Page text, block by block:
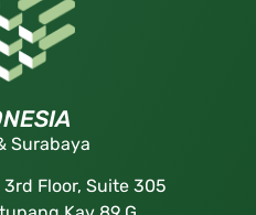
Surabaya
3rd Floor, Suite 305